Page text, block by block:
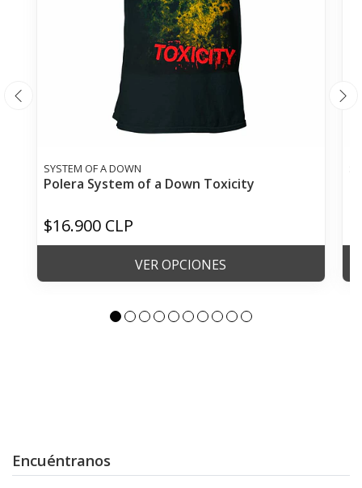
SYSTEM OF A DOWN
Polera System of a Down Toxicity
$16.900 CLP
VER OPCIONES
Encuéntranos